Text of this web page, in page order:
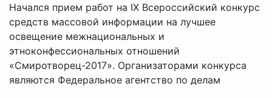
Начался прием работ на IX Всероссийский конкурс
средств массовой информации на лучшее
освещение межнациональных и
этноконфессиональных отношений
«Смиротворец-2017». Организаторами конкурса
являются Федеральное агентство по делам